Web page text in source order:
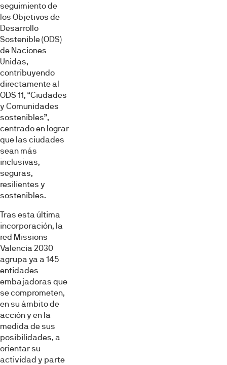
Selección
de
consentimiento
Necesarias
Preferencias
Estadística
Marketing
seguimiento de
los Objetivos de
Desarrollo
Sostenible (ODS)
de Naciones
Unidas,
contribuyendo
directamente al
ODS 11, “Ciudades
y Comunidades
sostenibles”,
centrado en lograr
que las ciudades
sean más
inclusivas,
seguras,
resilientes y
sostenibles.
Tras esta última
incorporación, la
red Missions
Valencia 2030
agrupa ya a 145
entidades
embajadoras que
se comprometen,
en su ámbito de
acción y en la
medida de sus
posibilidades, a
orientar su
actividad y parte